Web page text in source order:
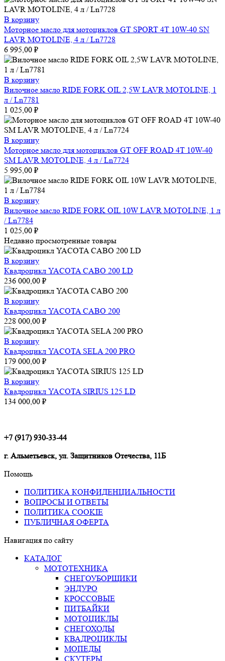
В корзину
Моторное масло для мотоциклов GT SPORT 4T 10W-40 SN
LAVR MOTOLINE, 4 л / Ln7728
6 995,00 ₽
В корзину
Вилочное масло RIDE FORK OIL 2,5W LAVR MOTOLINE, 1
л / Ln7781
1 025,00 ₽
В корзину
Моторное масло для мотоциклов GT OFF ROAD 4T 10W-40
SM LAVR MOTOLINE, 4 л / Ln7724
5 995,00 ₽
В корзину
Вилочное масло RIDE FORK OIL 10W LAVR MOTOLINE, 1 л
/ Ln7784
1 025,00 ₽
Недавно просмотренные товары
В корзину
Квадроцикл YACOTA CABO 200 LD
236 000,00 ₽
В корзину
Квадроцикл YACOTA CABO 200
228 000,00 ₽
В корзину
Квадроцикл YACOTA SELA 200 PRO
179 000,00 ₽
В корзину
Квадроцикл YACOTA SIRIUS 125 LD
134 000,00 ₽
+7 (917) 930-33-44
г. Альметьевск, ул. Защитников Отечества, 11Б
Помощь
ПОЛИТИКА КОНФИДЕНЦИАЛЬНОСТИ
ВОПРОСЫ И ОТВЕТЫ
ПОЛИТИКА COOKIE
ПУБЛИЧНАЯ ОФЕРТА
Навигация по сайту
КАТАЛОГ
МОТОТЕХНИКА
СНЕГОУБОРЩИКИ
ЭНДУРО
КРОССОВЫЕ
ПИТБАЙКИ
МОТОЦИКЛЫ
СНЕГОХОДЫ
КВАДРОЦИКЛЫ
МОПЕДЫ
СКУТЕРЫ